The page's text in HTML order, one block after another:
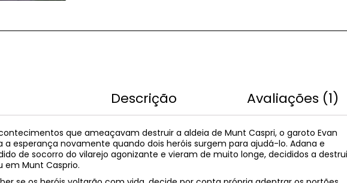
Descrição Avaliações (1)
que ameaçavam destruir a aldeia de Munt Caspri, o garoto Evan
a esperança novamente quando dois heróis surgem para ajudá-lo. Adana e
de socorro do vilarejo agonizante e vieram de muito longe, decididos a
em Munt Casprio.